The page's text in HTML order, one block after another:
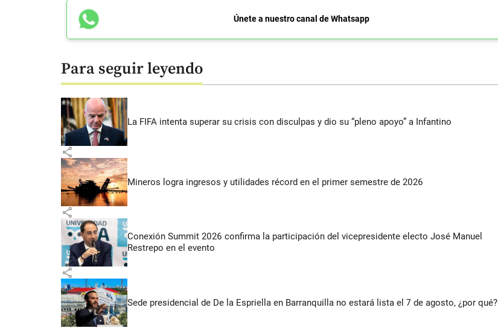
Únete a nuestro canal de Whatsapp
Para seguir leyendo
La FIFA intenta superar su crisis con disculpas y dio su “pleno apoyo” a Infantino
share
Mineros logra ingresos y utilidades récord en el primer semestre de 2026
share
Conexión Summit 2026 confirma la participación del vicepresidente electo José Manuel
Restrepo en el evento
share
Sede presidencial de De la Espriella en Barranquilla no estará lista el 7 de agosto, ¿por qué?